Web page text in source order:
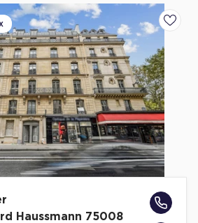
Haussmann 75008